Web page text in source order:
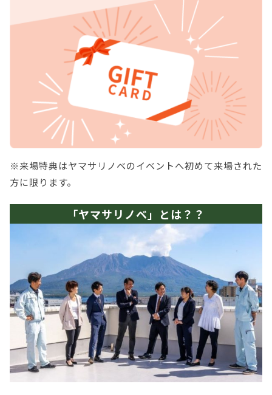
※来場特典はヤマサリノベのイベントへ初めて来場された
方に限ります。
「ヤマサリノベ」とは？？